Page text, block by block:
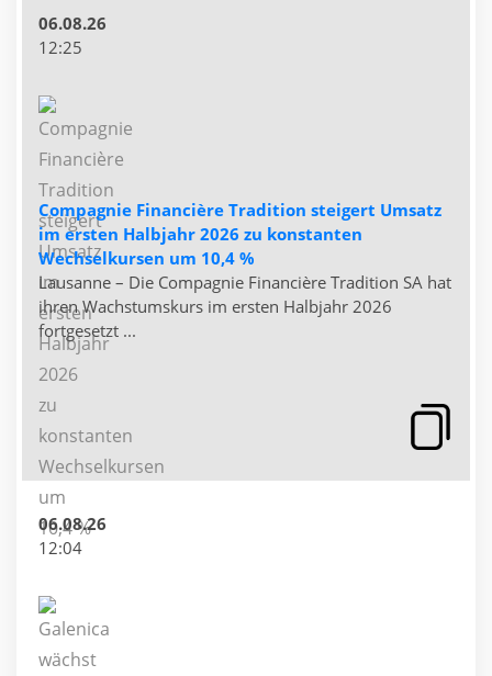
06.08.26
12:25
Compagnie Financière Tradition steigert Umsatz
im ersten Halbjahr 2026 zu konstanten
Wechselkursen um 10,4 %
Lausanne – Die Compagnie Financière Tradition SA hat
ihren Wachstumskurs im ersten Halbjahr 2026
fortgesetzt ...
06.08.26
12:04